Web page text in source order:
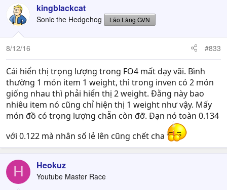
kingblackcat
Sonic the Hedgehog Lão Làng GVN
8/12/16 #833
Cái hiển thị trọng lượng trong FO4 mất dạy vãi. Bình
thường 1 món item 1 weight, thì trong inven có 2 món
giống nhau thì phải hiển thị 2 weight. Đằng này bao
nhiêu item nó cũng chỉ hiện thị 1 weight như vậy. Mấy
món đồ có trọng lượng chẵn còn đỡ. Đạn nó toàn 0.134
với 0.122 mà nhân số lẻ lên cũng chết cha
H Heokuz
Youtube Master Race